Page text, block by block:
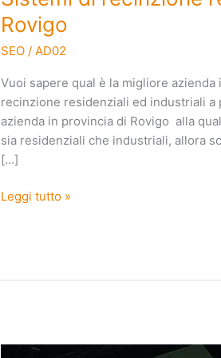
Rovigo
SEO / AD02
Vuoi sapere qual è la migliore
recinzione residenziali ed industriali a
azienda in provincia di Rovigo alla
sia residenziali che industriali, allora
[…]
Leggi tutto »
Realizzazione